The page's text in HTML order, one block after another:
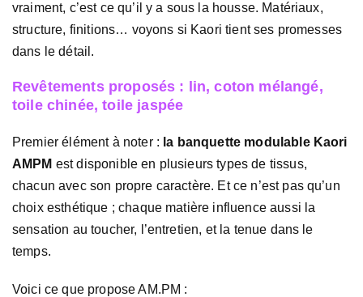
vraiment, c’est ce qu’il y a sous la housse. Matériaux,
structure, finitions… voyons si Kaori tient ses promesses
dans le détail.
Revêtements proposés : lin, coton mélangé,
toile chinée, toile jaspée
Premier élément à noter : la banquette modulable Kaori
AMPM est disponible en plusieurs types de tissus,
chacun avec son propre caractère. Et ce n’est pas qu’un
choix esthétique ; chaque matière influence aussi la
sensation au toucher, l’entretien, et la tenue dans le
temps.
Voici ce que propose AM.PM :